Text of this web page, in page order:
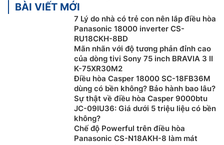
Cảm biến độ ẩm Humidity Sensor
Với cảm biến ẩm – Humididy Sensor bên trong dàn
lạnh giúp giúp tăng cường khả năng khử ẩm và làm
lạnh nhanh hơn 25% so với dòng mày thông thường,
BÀI VIẾT MỚI
7 Lý do nhà có trẻ con nên lắp điều hòa
Panasonic 18000 inverter CS-
RU18CKH-8BD
Mãn nhãn với độ tương phản đỉnh cao
của dòng tivi Sony 75 inch BRAVIA 3 II
K-75XR30M2
Điều hòa Casper 18000 SC-18FB36M
dùng có bền không? Bảo hành bao lâu?
Sự thật về điều hòa Casper 9000btu
JC-09IU36: Giá dưới 5 triệu liệu có bền
không?
Chế độ Powerful trên điều hòa
Panasonic CS-N18AKH-8 làm mát